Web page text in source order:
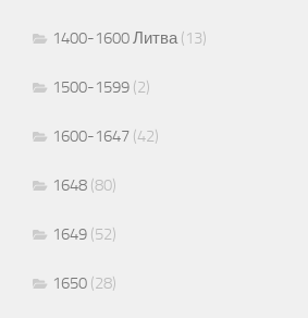
1400-1600 Литва(13)
1500-1599 (2)
1600-1647 (42)
1648 (80)
1649 (52)
1650 (28)